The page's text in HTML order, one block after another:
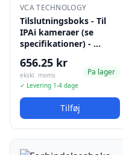
VCA TECHNOLOGY
Tilslutningsboks - Til
IPAi kameraer (se
specifikationer) - …
656.25 kr
ekskl. moms
✓ Levering 1-4 dage
Pa lager
Tilføj